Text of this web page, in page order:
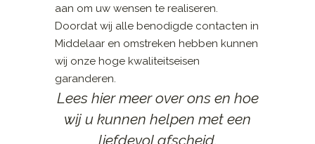
aan om uw wensen te realiseren.
Doordat wij alle benodigde contacten in
Middelaar en omstreken hebben kunnen
wij onze hoge kwaliteitseisen
garanderen.
Lees hier meer over ons en hoe
wij u kunnen helpen met een
liefdevol afscheid.